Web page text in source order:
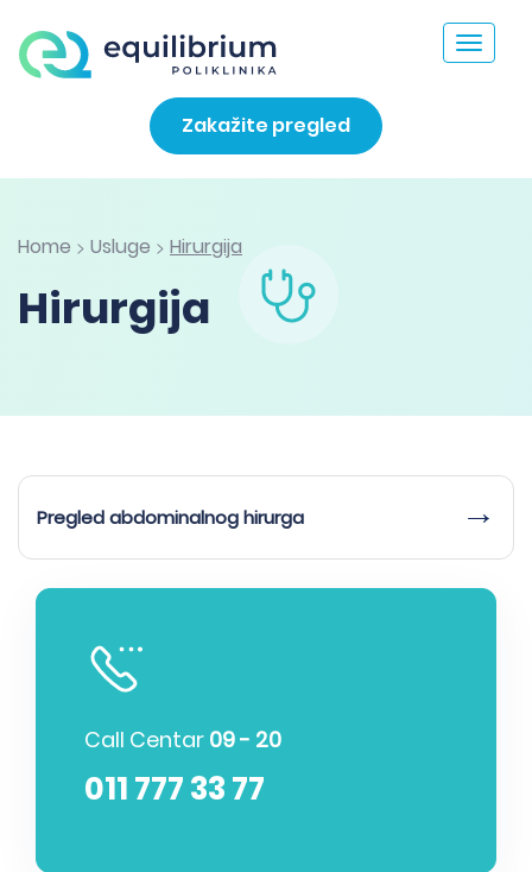
Toggle
Zakažite pregled
Home > Usluge > Hirurgija
Hirurgija
Pregled abdominalnog hirurga
Call Centar 09 - 20
011 777 33 77